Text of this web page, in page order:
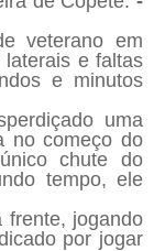
veterano em
e faltas
e minutos
uma
no começo do
chute do
tempo, ele
frente, jogando
por jogar